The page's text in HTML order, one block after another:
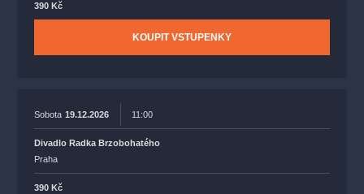
390 Kč
KOUPIT VSTUPENKY
Sobota 19.12.2026 11:00
Divadlo Radka Brzobohatého
Praha
390 Kč